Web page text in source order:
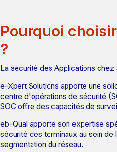
Pourquoi
?
La sécurité des Applications
e-Xpert Solutions apporte une
centre d'opérations de sécurité
SOC offre des capacités de
eb-Qual apporte son expertise
sécurité des terminaux au sein
segmentation du réseau.